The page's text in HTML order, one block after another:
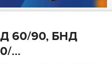
60/90, БНД
...